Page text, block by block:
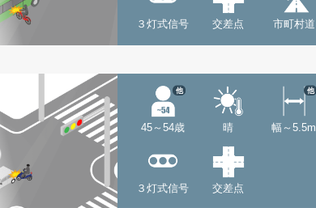
３灯式信号 交差点 市町村道
45～54歳
他
晴 幅～5.5m
他
３灯式信号 交差点